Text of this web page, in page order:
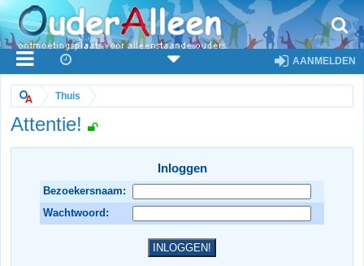
AANMELDEN
Thuis
Attentie!
Inloggen
Bezoekersnaam:
Wachtwoord: